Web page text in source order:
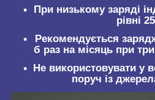
При низькому заряді
рівні
Рекомендується
б раз на місяць при
Не використовувати у
поруч із